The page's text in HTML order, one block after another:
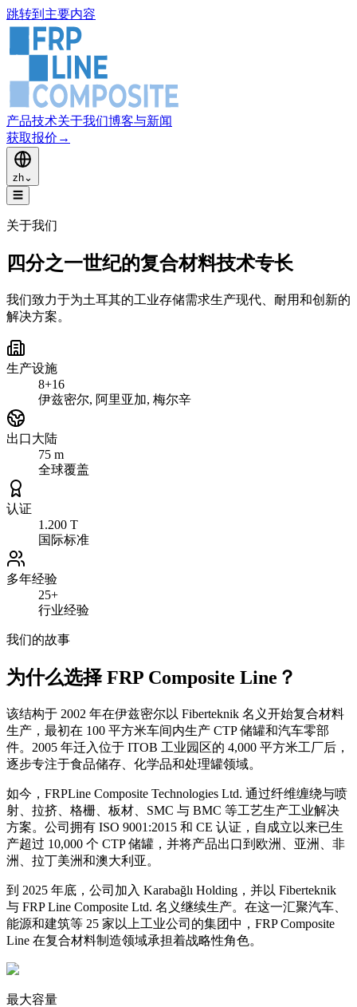
跳转到主要内容
产品技术关于我们博客与新闻
获取报价 →
zh⌄
☰
关于我们
四分之一世纪的复合材料技术专长
我们致力于为土耳其的工业存储需求生产现代、耐用和创新的
解决方案。
生产设施
8+16
伊兹密尔, 阿里亚加, 梅尔辛
出口大陆
75 m
全球覆盖
认证
1.200 T
国际标准
多年经验
25+
行业经验
我们的故事
为什么选择 FRP Composite Line？
该结构于 2002 年在伊兹密尔以 Fiberteknik 名义开始复合材料
生产，最初在 100 平方米车间内生产 CTP 储罐和汽车零部
件。2005 年迁入位于 ITOB 工业园区的 4,000 平方米工厂后，
逐步专注于食品储存、化学品和处理罐领域。
如今，FRPLine Composite Technologies Ltd. 通过纤维缠绕与喷
射、拉挤、格栅、板材、SMC 与 BMC 等工艺生产工业解决
方案。公司拥有 ISO 9001:2015 和 CE 认证，自成立以来已生
产超过 10,000 个 CTP 储罐，并将产品出口到欧洲、亚洲、非
洲、拉丁美洲和澳大利亚。
到 2025 年底，公司加入 Karabağlı Holding，并以 Fiberteknik
与 FRP Line Composite Ltd. 名义继续生产。在这一汇聚汽车、
能源和建筑等 25 家以上工业公司的集团中，FRP Composite
Line 在复合材料制造领域承担着战略性角色。
最大容量